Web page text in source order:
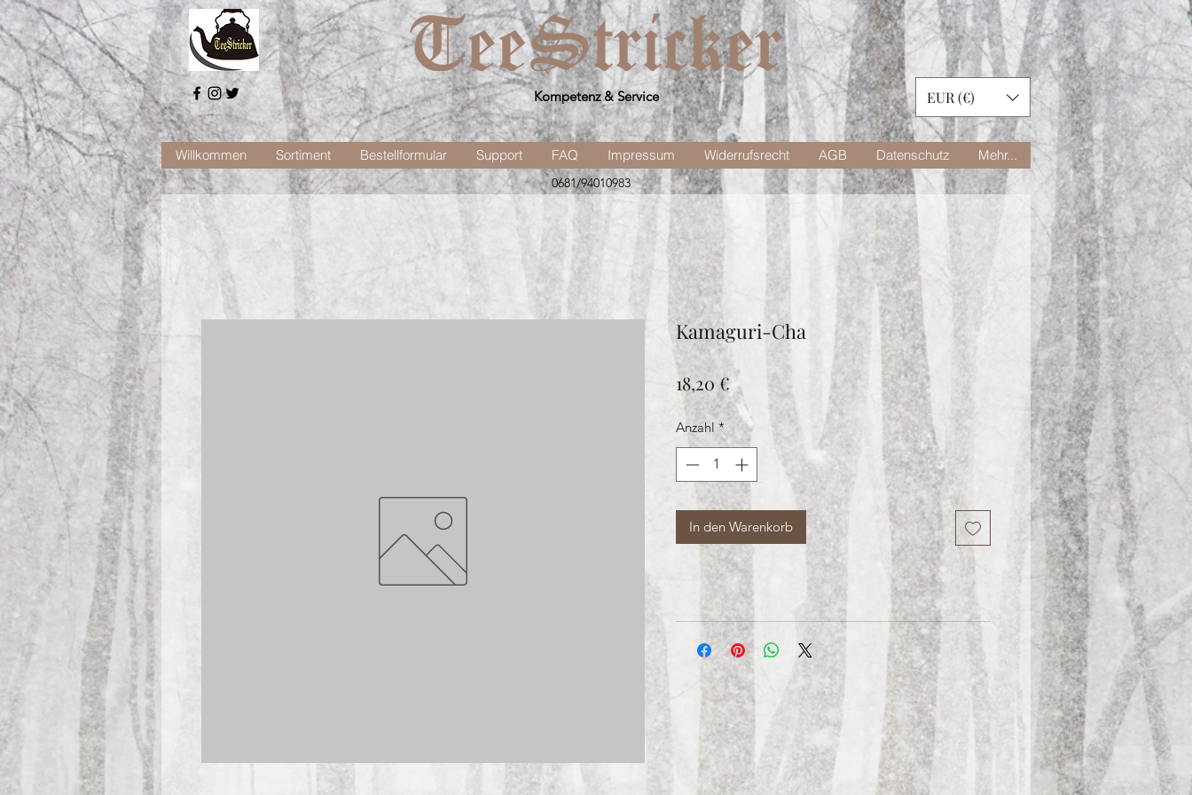
Kompetenz & Service EUR (€)
Willkommen Sortiment Bestellformular Support FAQ Impressum Widerrufsrecht AGB Datenschutz Mehr...
0681/94010983
Kamaguri-Cha
18,20 €Preis
Anzahl *
In den Warenkorb